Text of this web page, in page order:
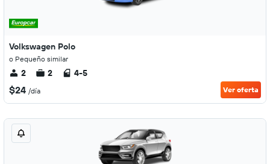
Volkswagen Polo
o Pequeño similar
2 2 4-5
$24 /día Ver oferta